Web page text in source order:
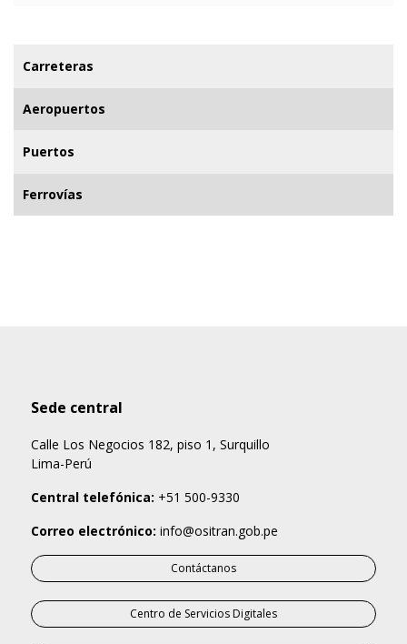
Carreteras
Aeropuertos
Puertos
Ferrovías
Sede central
Calle Los Negocios 182, piso 1, Surquillo
Lima-Perú
Central telefónica: +51 500-9330
Correo electrónico: info@ositran.gob.pe
Contáctanos
Centro de Servicios Digitales